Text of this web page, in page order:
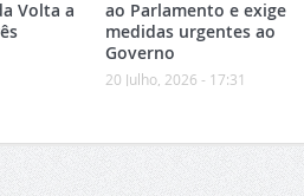
Volta a
ao Parlamento e exige
medidas urgentes ao
Governo
20 Julho, 2026 - 17:31